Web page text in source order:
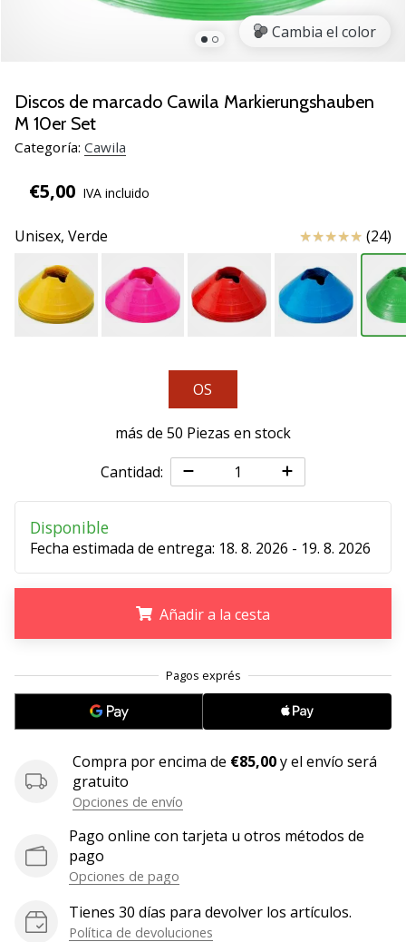
Navidad
para
jugadores
de
¡Nuestros
te
a
elegir
el
2 min. de lectura
¡Conviértete
en
embajador
Weplayvolleyball!
un
¡Te
queremos
Mostrar
todos
Cambia el color
Discos de marcado Cawila Markierungshauben
M 10er Set
Categoría: Cawila
€5,00 IVA incluido
Unisex, Verde Reseña (24)
OS
más de 50 Piezas en stock
Cantidad:
Disponible
Fecha estimada de entrega: 18. 8. 2026 - 19. 8. 2026
Añadir a la cesta
Compra por encima de €85,00y el envío será
gratuito
Opciones de envío
Pago online con tarjeta u otros métodos de
pago
Opciones de pago
Tienes 30 días para devolver los artículos.
Política de devoluciones